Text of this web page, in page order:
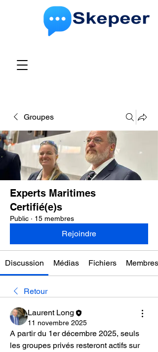
Groupes
Experts Maritimes
Certifié(e)s
Public · 15 membres
Rejoindre
Discussion Médias Fichiers Membres
Retour
Laurent Long
11 novembre 2025
A partir du 1er décembre 2025, seuls
les groupes privés resteront actifs sur